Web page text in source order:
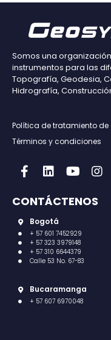
Somos una
instrumentos para las
Topografía, Geodesia,
Hidrografía,
Política de tratamiento de
Términos y condiciones
CONTÁCTENOS
Bogotá
+ 57 601 7452929
+ 57 323 3979148
+ 57 310 6644379
Calle 53 No. 67-83
Bucaramanga
+ 57 607 6970048